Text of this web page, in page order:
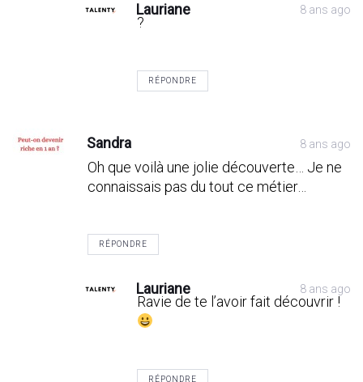
Lauriane 8 ans ago
?
RÉPONDRE
Sandra 8 ans ago
Oh que voilà une jolie découverte… Je ne
connaissais pas du tout ce métier…
RÉPONDRE
Lauriane 8 ans ago
Ravie de te l’avoir fait découvrir !
RÉPONDRE